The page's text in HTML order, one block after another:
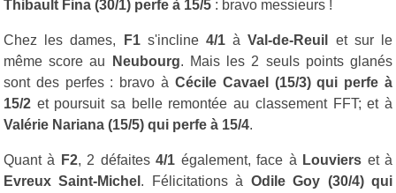
Thibault Fina (30/1) perfe à 15/5 : bravo messieurs !
Chez les dames, F1s'incline4/1 àVal-de-Reuil
et sur le
même score au
Neubourg. Mais les 2 seuls points glanés
sont des perfes : bravo à Cécile Cavael (15/3) qui perfe à
15/2 et poursuit sa belle remontée au classement FFT; et à
Valérie Nariana (15/5) qui perfe à 15/4.
Quant à F2, 2 défaites4/1 également, face à Louviers et à
Evreux Saint-Michel . Félicitations à Odile Goy (30/4) qui